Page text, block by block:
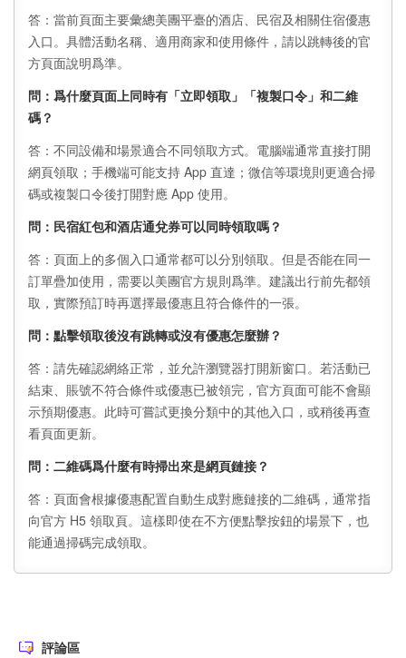
答：當前頁面主要彙總美團平臺的酒店、民宿及相關住宿優惠
入口。具體活動名稱、適用商家和使用條件，請以跳轉後的官
方頁面說明爲準。
問：爲什麼頁面上同時有「立即領取」「複製口令」和二維
碼？
答：不同設備和場景適合不同領取方式。電腦端通常直接打開
網頁領取；手機端可能支持 App 直達；微信等環境則更適合掃
碼或複製口令後打開對應 App 使用。
問：民宿紅包和酒店通兌券可以同時領取嗎？
答：頁面上的多個入口通常都可以分別領取。但是否能在同一
訂單疊加使用，需要以美團官方規則爲準。建議出行前先都領
取，實際預訂時再選擇最優惠且符合條件的一張。
問：點擊領取後沒有跳轉或沒有優惠怎麼辦？
答：請先確認網絡正常，並允許瀏覽器打開新窗口。若活動已
結束、賬號不符合條件或優惠已被領完，官方頁面可能不會顯
示預期優惠。此時可嘗試更換分類中的其他入口，或稍後再查
看頁面更新。
問：二維碼爲什麼有時掃出來是網頁鏈接？
答：頁面會根據優惠配置自動生成對應鏈接的二維碼，通常指
向官方 H5 領取頁。這樣即使在不方便點擊按鈕的場景下，也
能通過掃碼完成領取。
評論區